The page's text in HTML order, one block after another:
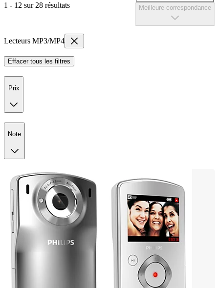
1 - 12 sur 28 résultats Meilleure correspondance
Lecteurs MP3/MP4
Effacer tous les filtres
Prix
Note